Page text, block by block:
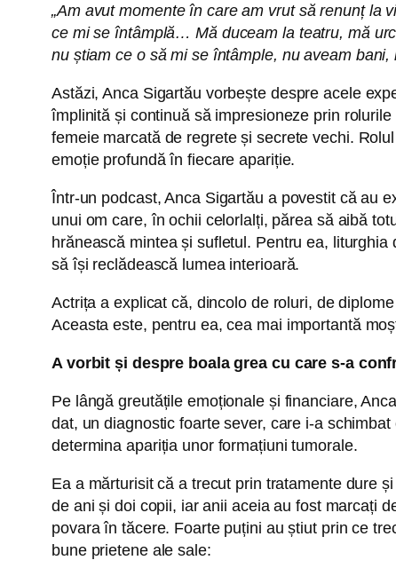
„Am avut momente în care am vrut să renunț
ce mi se întâmplă… Mă duceam la teatru, mă
nu știam ce o să mi se întâmple, nu aveam
Astăzi, Anca Sigartău vorbește despre acele
împlinită și continuă să impresioneze prin
femeie marcată de regrete și secrete vechi.
emoție profundă în fiecare apariție.
Într-un podcast, Anca Sigartău a povestit că au
unui om care, în ochii celorlalți, părea să aibă
hrănească mintea și sufletul. Pentru ea,
să își reclădească lumea interioară.
Actrița a explicat că, dincolo de roluri, de
Aceasta este, pentru ea, cea mai importantă
A vorbit și despre boala grea cu care s-a
Pe lângă greutățile emoționale și financiare,
dat, un diagnostic foarte sever, care i-a
determina apariția unor formațiuni tumorale.
Ea a mărturisit că a trecut prin tratamente dure
de ani și doi copii, iar anii aceia au fost marcați
povara în tăcere. Foarte puțini au știut prin ce
bune prietene ale sale: